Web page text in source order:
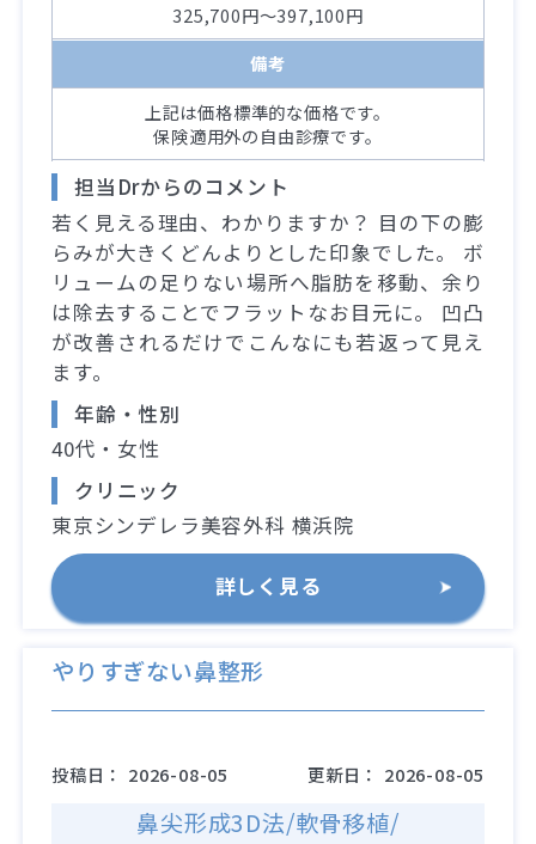
325,700円～397,100円
備考
上記は価格標準的な価格です。
保険適用外の自由診療です。
担当Drからのコメント
若く見える理由、わかりますか？ 目の下の膨
らみが大きくどんよりとした印象でした。 ボ
リュームの足りない場所へ脂肪を移動、余り
は除去することでフラットなお目元に。 凹凸
が改善されるだけでこんなにも若返って見え
ます。
年齢・性別
40代・女性
クリニック
東京シンデレラ美容外科 横浜院
詳しく見る
やりすぎない鼻整形
投稿日： 2026-08-05 更新日： 2026-08-05
鼻尖形成3D法/軟骨移植/